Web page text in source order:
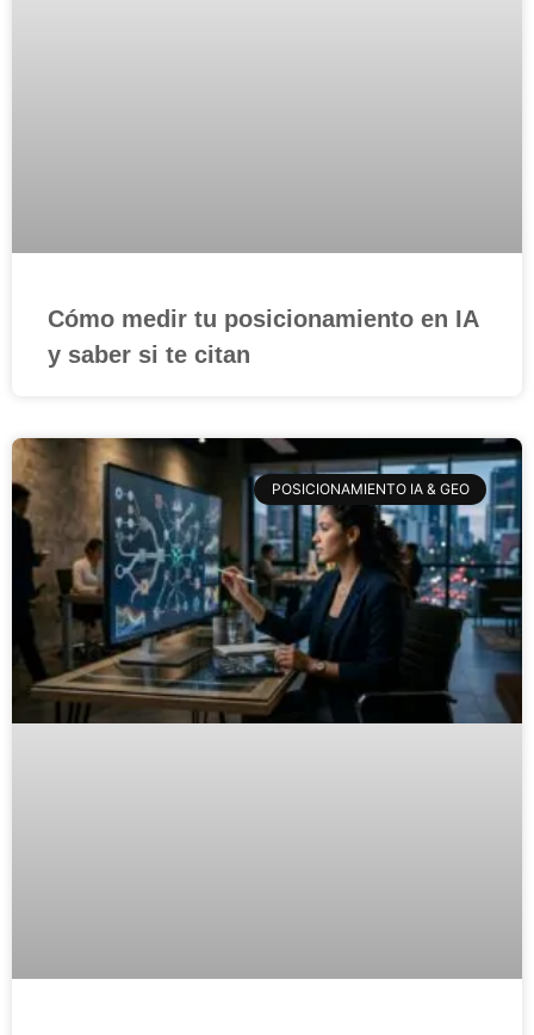
Cómo medir tu posicionamiento en IA
y saber si te citan
POSICIONAMIENTO IA & GEO